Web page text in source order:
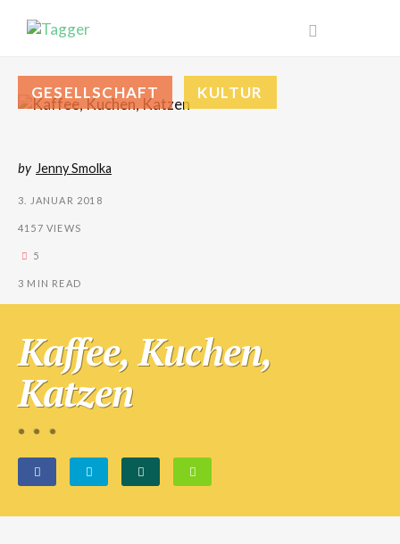
GESELLSCHAFT KULTUR
by Jenny Smolka
3. JANUAR 2018
4157 VIEWS
5
3 MIN READ
Kaffee, Kuchen,
Katzen